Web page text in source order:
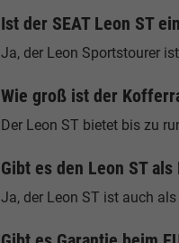
Ist der SEAT Leon ST
Ja, der Leon Sportstourer
Wie groß ist der
Der Leon ST bietet bis zu
Gibt es den Leon ST als
Ja, der Leon ST ist auch